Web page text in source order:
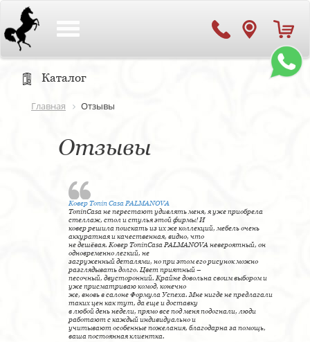
Каталог
Главная Отзывы
Отзывы
Ковер Tonin Casa PALMANOVA
ToninCasa не перестают удивлять меня, я уже приобрела
стеллаж, стол и стулья этой фирмы! И
ковер решила поискать из их же коллекций, мебель очень
аккуратная и качественная, видно, что
не дешёвая. Ковер ToninCasa PALMANOVA невероятный, он
одновременно легкий, не
загруженный деталями, но при этом его рисунок можно
разглядывать долго. Цвет приятный –
песочный, двусторонний. Крайне довольна своим выбором и
уже присматриваю комод, конечно
же, вновь в салоне Формула Успеха. Мне нигде не предлагали
таких цен как тут, да еще и доставку
в любой день недели, прямо все под меня подогнали, люди
работают с каждый индивидуально и
учитывают особенные пожелания, благодарна за помощь,
ваша постоянная клиентка.